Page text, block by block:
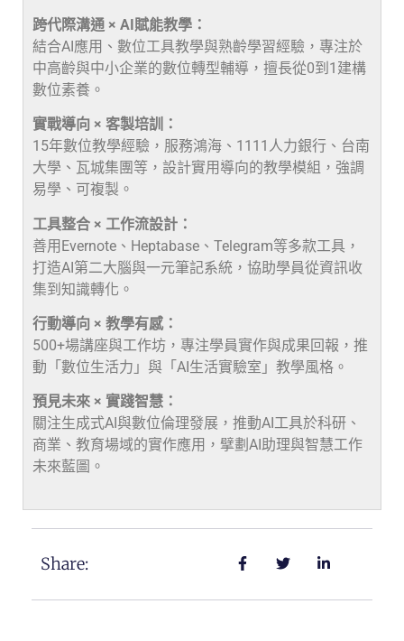
跨代際溝通 × AI賦能教學：
結合AI應用、數位工具教學與熟齡學習經驗，專注於
中高齡與中小企業的數位轉型輔導，擅長從0到1建構
數位素養。
實戰導向 × 客製培訓：
15年數位教學經驗，服務鴻海、1111人力銀行、台南
大學、瓦城集團等，設計實用導向的教學模組，強調
易學、可複製。
工具整合 × 工作流設計：
善用Evernote、Heptabase、Telegram等多款工具，
打造AI第二大腦與一元筆記系統，協助學員從資訊收
集到知識轉化。
行動導向 × 教學有感：
500+場講座與工作坊，專注學員實作與成果回報，推
動「數位生活力」與「AI生活實驗室」教學風格。
預見未來 × 實踐智慧：
關注生成式AI與數位倫理發展，推動AI工具於科研、
商業、教育場域的實作應用，擘劃AI助理與智慧工作
未來藍圖。
Share: